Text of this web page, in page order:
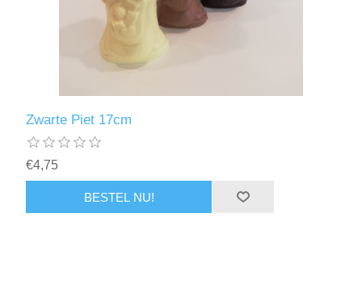
Zwarte Piet 17cm
€4,75